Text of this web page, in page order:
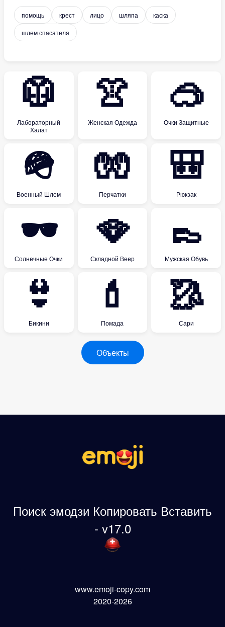
помощь крест лицо шляпа каска
шлем спасателя
🥼
Лабораторный
Халат
👚
Женская Одежда
🥽
Очки Защитные
🪖
Военный Шлем
🧤
Перчатки
🎒
Рюкзак
🕶
Солнечные Очки
🪭
Складной Веер
👞
Мужская Обувь
👙
Бикини
💄
Помада
🥻
Сари
Объекты
Поиск эмодзи Копировать Вставить
- v17.0
www.emoji-copy.com
2020-2026